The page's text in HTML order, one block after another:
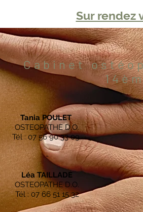
Sur rendez
Cabinet
Tania POULET
OSTEOPATHE D.O.
Tél : 07 56 90 33 09
-
Léa TAILLADE
OSTEOPATHE D.O.
Tél : 07 66 51 15 32